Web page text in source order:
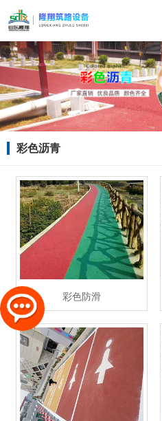
彩色沥青
彩色防滑